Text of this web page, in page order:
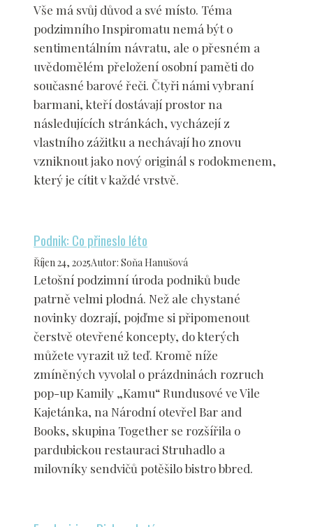
Vše má svůj důvod a své místo. Téma
podzimního Inspiromatu nemá být o
sentimentálním návratu, ale o přesném a
uvědomělém přeložení osobní paměti do
současné barové řeči. Čtyři námi vybraní
barmani, kteří dostávají prostor na
následujících stránkách, vycházejí z
vlastního zážitku a nechávají ho znovu
vzniknout jako nový originál s rodokmenem,
který je cítit v každé vrstvě.
Podnik: Co přineslo léto
Říjen 24, 2025Autor: Soňa Hanušová
Letošní podzimní úroda podniků bude
patrně velmi plodná. Než ale chystané
novinky dozrají, pojďme si připomenout
čerstvě otevřené koncepty, do kterých
můžete vyrazit už teď. Kromě níže
zmíněných vyvolal o prázdninách rozruch
pop-up Kamily „Kamu“ Rundusové ve Vile
Kajetánka, na Národní otevřel Bar and
Books, skupina Together se rozšířila o
pardubickou restauraci Struhadlo a
milovníky sendvičů potěšilo bistro bbred.